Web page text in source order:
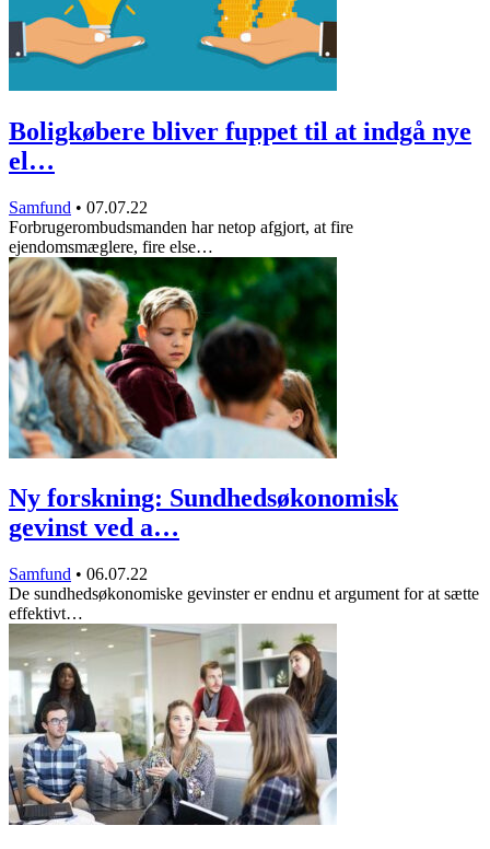
Boligkøbere bliver fuppet til at indgå nye
el…
Samfund • 07.07.22
Forbrugerombudsmanden har netop afgjort, at fire
ejendomsmæglere, fire else…
Ny forskning: Sundhedsøkonomisk
gevinst ved a…
Samfund • 06.07.22
De sundhedsøkonomiske gevinster er endnu et argument for at sætte
effektivt…